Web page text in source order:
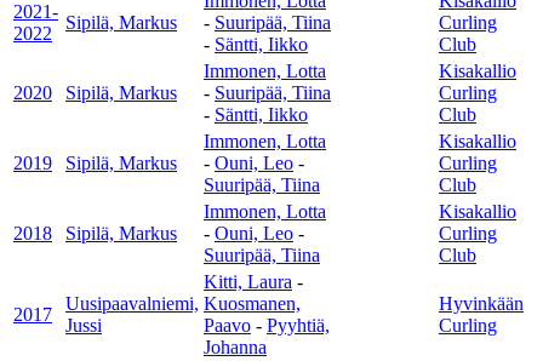
2021-
2022
Sipilä, Markus
- Suuripää, Tiina
- Säntti, Iikko
Curling
Club
2020 Sipilä, Markus
Immonen, Lotta
- Suuripää, Tiina
- Säntti, Iikko
Kisakallio
Curling
Club
2019 Sipilä, Markus
Immonen, Lotta
- Ouni, Leo -
Suuripää, Tiina
Kisakallio
Curling
Club
2018 Sipilä, Markus
Immonen, Lotta
- Ouni, Leo -
Suuripää, Tiina
Kisakallio
Curling
Club
2017
Uusipaavalniemi,
Jussi
Kitti, Laura -
Kuosmanen,
Paavo - Pyyhtiä,
Johanna
Hyvinkään
Curling